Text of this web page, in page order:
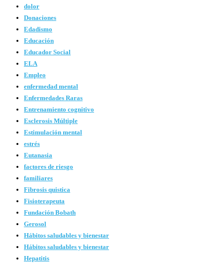
dolor
Donaciones
Edadismo
Educación
Educador Social
ELA
Empleo
enfermedad mental
Enfermedades Raras
Entrenamiento cognitivo
Esclerosis Múltiple
Estimulación mental
estrés
Eutanasia
factores de riesgo
familiares
Fibrosis quistica
Fisioterapeuta
Fundación Bobath
Gerosol
Hábitos saludables y bienestar
Hábitos saludables y bienestar
Hepatitis